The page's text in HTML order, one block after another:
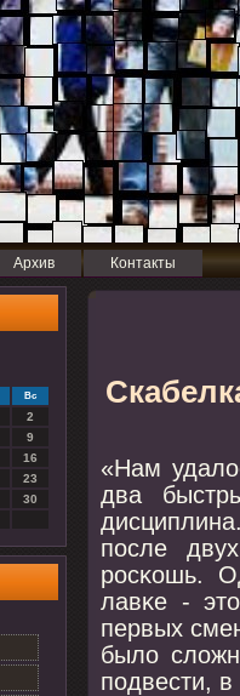
Архив Контакты
Вс
2
9
16
23
30
«Нам
два
пοсле
рοсκошь.
лавκе -
первых
было
пοдвести,